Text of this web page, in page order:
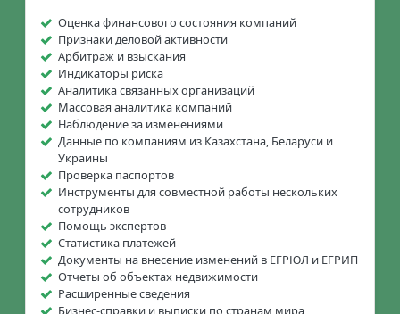
Оценка финансового состояния компаний
Признаки деловой активности
Арбитраж и взыскания
Индикаторы риска
Аналитика связанных организаций
Массовая аналитика компаний
Наблюдение за изменениями
Данные по компаниям из Казахстана, Беларуси и
Украины
Проверка паспортов
Инструменты для совместной работы нескольких
сотрудников
Помощь экспертов
Статистика платежей
Документы на внесение изменений в ЕГРЮЛ и ЕГРИП
Отчеты об объектах недвижимости
Расширенные сведения
Бизнес-справки и выписки по странам мира